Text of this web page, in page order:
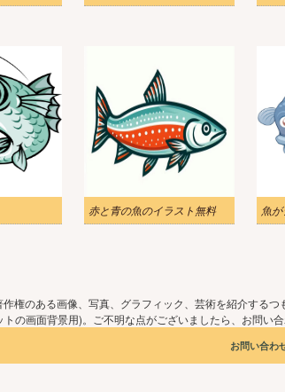
赤と青の魚のイラスト無料 魚
権のある画像、写真、グラフィック、芸術を紹介する
画面背景用)。ご不明な点がございましたら、お問い合
お問い合わ